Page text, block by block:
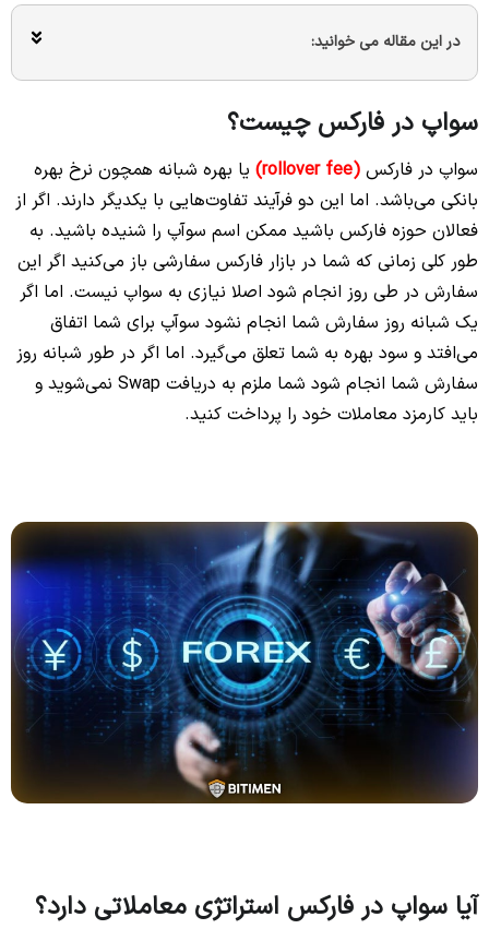
در این مقاله می خوانید:
سواپ در فارکس چیست؟
سواپ در فارکس (rollover fee)
یا بهره شبانه همچون نرخ بهره
بانکی می‌باشد. اما این دو فرآیند تفاوت‌هایی با یکدیگر دارند. اگر از
فعالان حوزه فارکس باشید ممکن اسم سوآپ را شنیده باشید. به
طور کلی زمانی که شما در بازار فارکس سفارشی باز می‌کنید اگر این
سفارش در طی روز انجام شود اصلا نیازی به سواپ نیست. اما اگر
یک شبانه روز سفارش شما انجام نشود سوآپ برای شما اتفاق
می‌افتد و سود بهره به شما تعلق می‌گیرد. اما اگر در طور شبانه روز
سفارش شما انجام شود شما ملزم به دریافت Swap نمی‌شوید و
باید کارمزد معاملات خود را پرداخت کنید.
آیا سواپ در فارکس استراتژی معاملاتی دارد؟